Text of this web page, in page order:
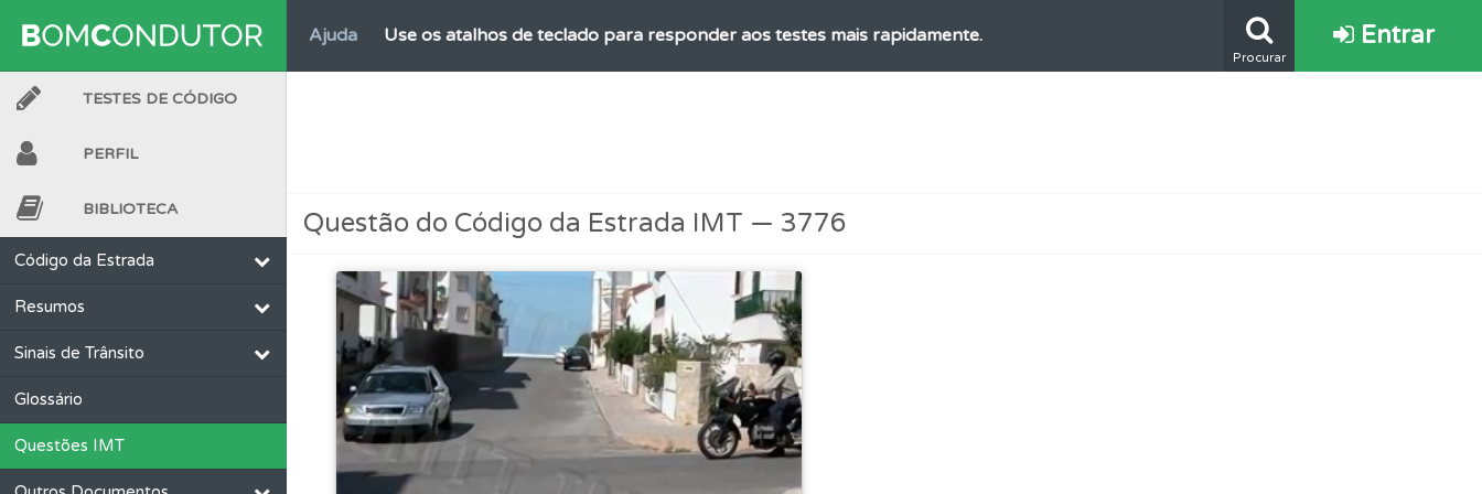
Ajuda Use os atalhos de teclado para responder aos testes mais rapidamente.
Conta Crie uma conta para não perder as suas estatísticas.
Testes O teste "Novas" apresenta-lhe questões a que ainda não respondeu.
Perfil O Índice Bom Condutor dá-lhe uma ideia da sua preparação para o exame.
Procurar
Entrar
TESTES DE CÓDIGO
PERFIL
BIBLIOTECA
Código da Estrada
Resumos
Sinais de Trânsito
Glossário
Questões IMT
Questão do Código da Estrada IMT — 3776